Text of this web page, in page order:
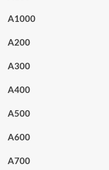
A1000
A200
A300
A400
A500
A600
A700